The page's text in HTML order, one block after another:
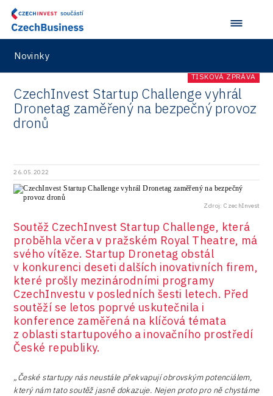
Vehicles
Novinky
TISKOVÁ ZPRÁVA
CzechInvest Startup Challenge vyhrál
Dronetag zaměřený na bezpečný provoz
dronů
26.05.2022
Zdroj: CzechInvest
Soutěž CzechInvest Startup Challenge, která
proběhla včera v pražském Royal Theatre, má
svého vítěze. Startup Dronetag obstál
v konkurenci deseti dalších inovativních firem,
které prošly mezinárodními programy
CzechInvestu v posledních šesti letech. Před
soutěží se letos poprvé uskutečnila i
konference zaměřená na klíčová témata
z oblasti startupového a inovačního prostředí
České republiky.
„České startupy nás neustále překvapují obrovským potenciálem,
který nám tato soutěž jasně dokazuje. Nejen proto pro ně chystáme